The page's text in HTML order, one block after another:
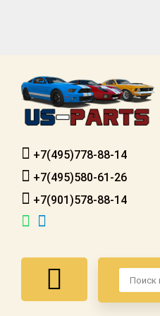
+7(495)778-88-14
+7(495)580-61-26
+7(901)578-88-14